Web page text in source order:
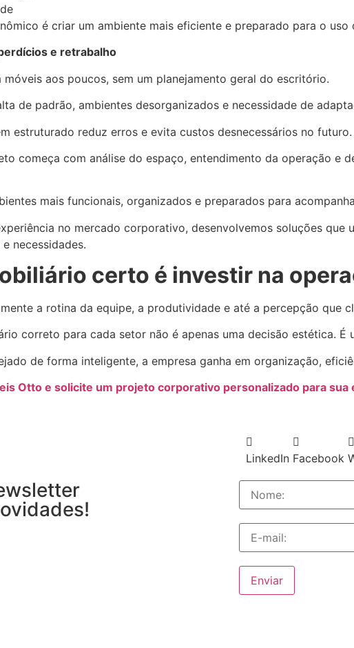
é criar um ambiente mais eficiente e preparado para o uso
e retrabalho
móveis aos poucos, sem um planejamento geral do escritório.
de padrão, ambientes desorganizados e necessidade de
estruturado reduz erros e evita custos desnecessários no futuro.
começa com análise do espaço, entendimento da operação e
mais funcionais, organizados e preparados para
no mercado corporativo, desenvolvemos soluções que
necessidades.
certo é investir na
a rotina da equipe, a produtividade e até a percepção que
correto para cada setor não é apenas uma decisão estética. É
de forma inteligente, a empresa ganha em organização,
Otto e solicite um projeto corporativo personalizado para sua
LinkedIn Facebook
Enviar